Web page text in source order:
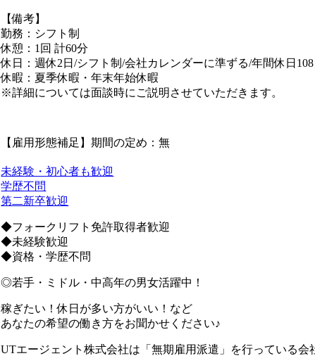
【備考】
勤務：シフト制
休憩：1回 計60分
休日：週休2日/シフト制/会社カレンダーに準ずる/年間休日108
休暇：夏季休暇・年末年始休暇
※詳細については面談時にご説明させていただきます。
【雇用形態補足】期間の定め：無
未経験・初心者も歓迎
学歴不問
第二新卒歓迎
◆フォークリフト免許取得者歓迎
◆未経験歓迎
◆資格・学歴不問
◎若手・ミドル・中高年の男女活躍中！
稼ぎたい！休日が多い方がいい！など
あなたの希望の働き方をお聞かせください♪
UTエージェント株式会社は「無期雇用派遣」を行っている会